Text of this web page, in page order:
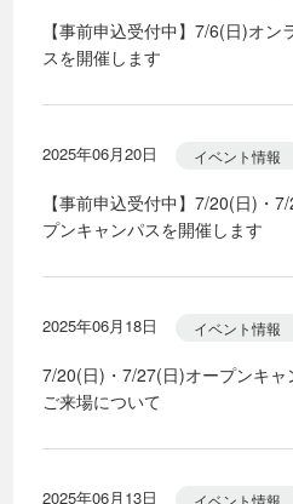
【事前申込受付中】7/6(日)オ
スを開催します
2025年06月20日 イベント情報
【事前申込受付中】7/20(日)・
プンキャンパスを開催します
2025年06月18日 イベント情報
7/20(日)・7/27(日)オープンキ
ご来場について
2025年06月13日 イベント情報